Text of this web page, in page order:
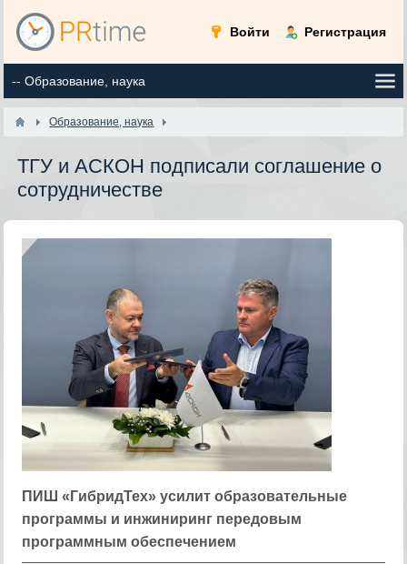
Войти Регистрация
Образование, наука
ТГУ и АСКОН подписали соглашение о
сотрудничестве
ПИШ «ГибридТех» усилит образовательные
программы и инжиниринг передовым
программным обеспечением